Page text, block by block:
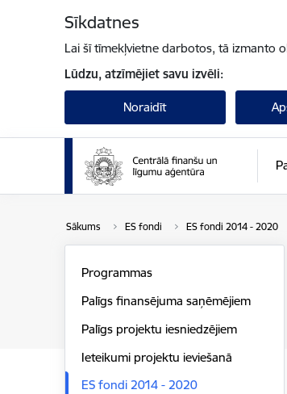
Sīkdatnes
Lai šī tīmekļvietne darbotos, tā izmanto
Lūdzu, atzīmējiet savu izvēli:
Noraidīt
Sākums ES fondi ES fondi 2014 - 2020
Programmas
Palīgs finansējuma saņēmējiem
Palīgs projektu iesniedzējiem
Ieteikumi projektu ieviešanā
ES fondi 2014 - 2020